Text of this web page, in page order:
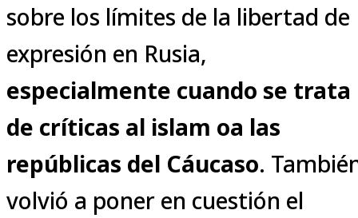
sobre los límites de la libertad de
expresión en Rusia,
especialmente cuando se trata
de críticas al islam oa las
repúblicas del Cáucaso.
volvió a poner en cuestión el